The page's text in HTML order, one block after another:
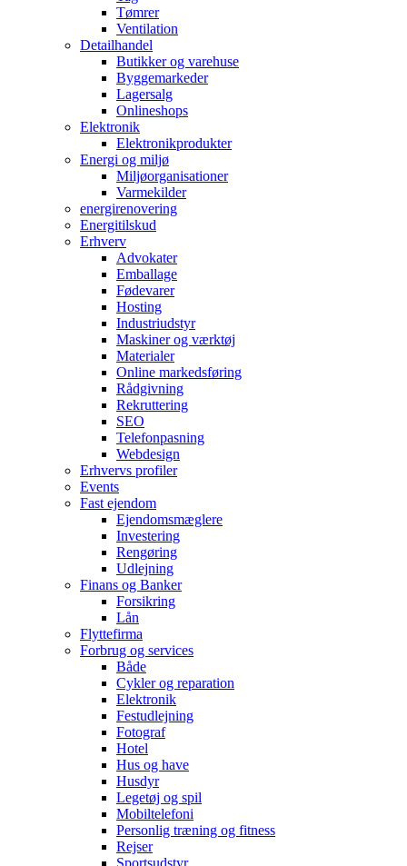
Tømrer
Ventilation
Detailhandel
Butikker og varehuse
Byggemarkeder
Lagersalg
Onlineshops
Elektronik
Elektronikprodukter
Energi og miljø
Miljøorganisationer
Varmekilder
energirenovering
Energitilskud
Erhverv
Advokater
Emballage
Fødevarer
Hosting
Industriudstyr
Maskiner og værktøj
Materialer
Online markedsføring
Rådgivning
Rekruttering
SEO
Telefonpasning
Webdesign
Erhvervs profiler
Events
Fast ejendom
Ejendomsmæglere
Investering
Rengøring
Udlejning
Finans og Banker
Forsikring
Lån
Flyttefirma
Forbrug og services
Både
Cykler og reparation
Elektronik
Festudlejning
Fotograf
Hotel
Hus og have
Husdyr
Legetøj og spil
Mobiltelefoni
Personlig træning og fitness
Rejser
Sportsudstyr